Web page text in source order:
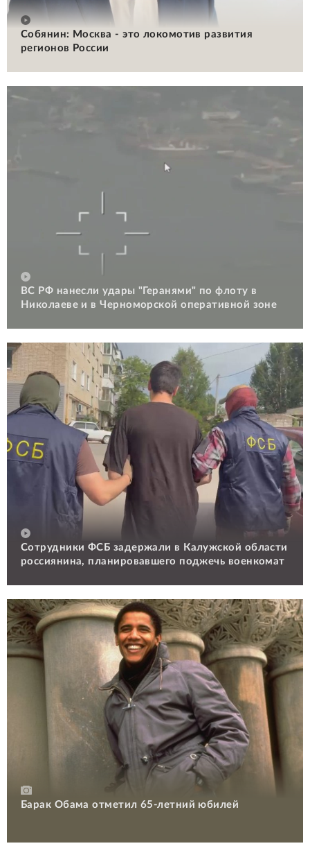
Собянин: Москва - это локомотив развития
регионов России
ВС РФ нанесли удары "Геранями" по флоту в
Николаеве и в Черноморской оперативной зоне
Сотрудники ФСБ задержали в Калужской области
россиянина, планировавшего поджечь военкомат
Барак Обама отметил 65-летний юбилей